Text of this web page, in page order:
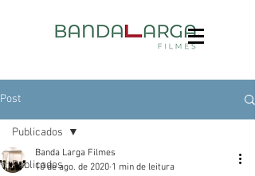
Post
Publicados
Publicados
Banda Larga Filmes
10 de ago. de 2020 1 min de leitura